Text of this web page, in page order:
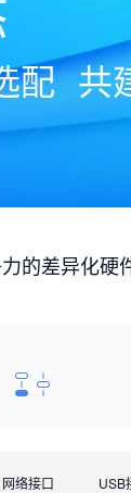
配 共
的差异化硬
网络接口 USB